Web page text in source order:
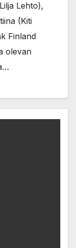
Lehto),
(Kiti
Finland
olevan